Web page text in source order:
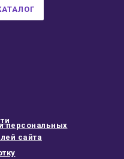
персональных
сайта